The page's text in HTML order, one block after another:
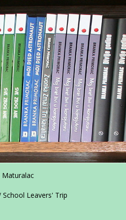
Maturalac
Leavers' Trip